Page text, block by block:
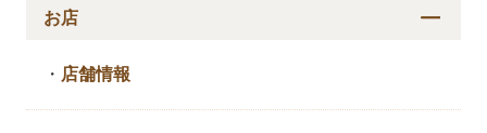
お店
・ 店舗情報